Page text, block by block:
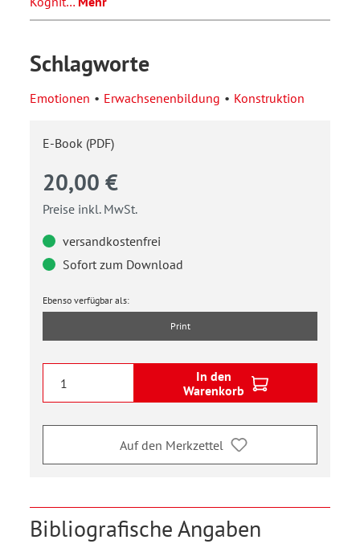
Schlagworte
Emotionen Erwachsenenbildung Konstruktion
E-Book (PDF)
20,00 €
Preise inkl. MwSt.
versandkostenfrei
Sofort zum Download
Ebenso verfügbar als:
Print
In den
Warenkorb
Auf den Merkzettel
Bibliografische Angaben